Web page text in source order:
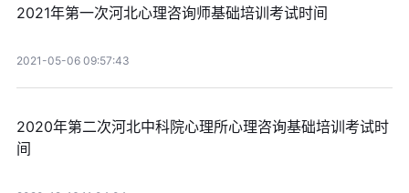
2021年第一次河北心理咨询师基础培训考试时间
2021-05-06 09:57:43
2020年第二次河北中科院心理所心理咨询基础培训考试时
间